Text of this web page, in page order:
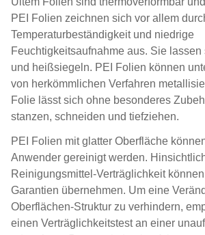
PEI Folien zeichnen sich vor allem
Temperaturbeständigkeit und niedrige
Feuchtigkeitsaufnahme aus. Sie
und heißsiegeln. PEI Folien können
von herkömmlichen Verfahren
Folie lässt sich ohne besonderes
stanzen, schneiden und tiefziehen.
PEI Folien mit glatter Oberfläche
Anwender gereinigt werden.
Reinigungsmittel-Verträglichkeit
Garantien übernehmen. Um eine
Oberflächen-Struktur zu verhindern,
einen Verträglichkeitstest an einer